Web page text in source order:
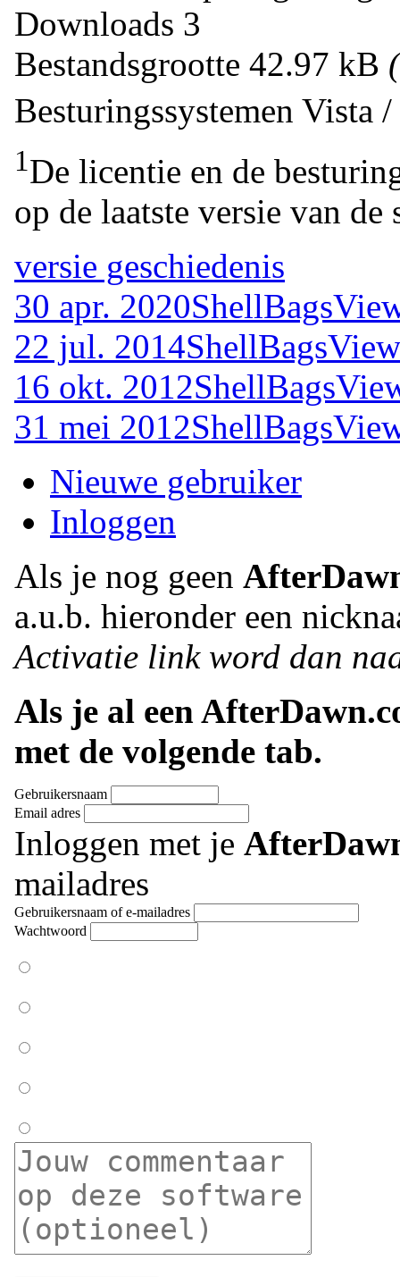
Downloads 3
Bestandsgrootte 42.97 kB
Besturingssystemen Vista
1De licentie en de
op de laatste versie van de
versie geschiedenis
30 apr. 2020
22 jul. 2014
16 okt. 2012
31 mei 2012
Nieuwe gebruiker
Inloggen
Als je nog geen
a.u.b. hieronder een
Activatie link word dan
Als je al een
met de volgende tab.
Gebruikersnaam
Email adres
Inloggen met je
mailadres
Gebruikersnaam of e-mailadres
Wachtwoord